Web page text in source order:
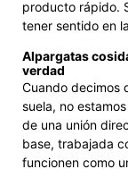
producto rápido.
tener sentido en
Alpargatas
verdad
Cuando decimos
suela, no
de una unión
base, trabajada
funcionen como